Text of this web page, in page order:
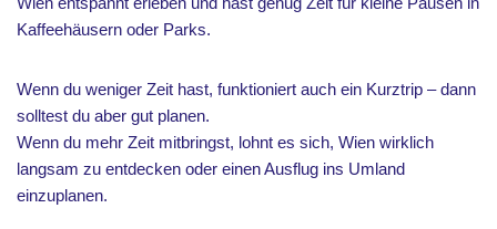
Kaffeehäusern oder Parks.
Wenn du weniger Zeit hast, funktioniert auch ein Kurztrip – dann
solltest du aber gut planen.
Wenn du mehr Zeit mitbringst, lohnt es sich, Wien wirklich
langsam zu entdecken oder einen Ausflug ins Umland
einzuplanen.